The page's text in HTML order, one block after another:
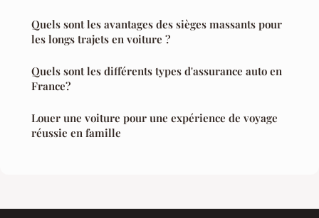
Quels sont les avantages des sièges massants pour
les longs trajets en voiture ?
Quels sont les différents types d'assurance auto en
France?
Louer une voiture pour une expérience de voyage
réussie en famille